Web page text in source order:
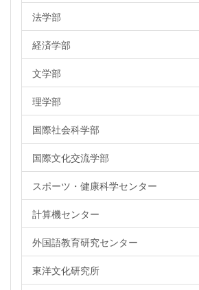
法学部
経済学部
文学部
理学部
国際社会科学部
国際文化交流学部
スポーツ・健康科学センター
計算機センター
外国語教育研究センター
東洋文化研究所